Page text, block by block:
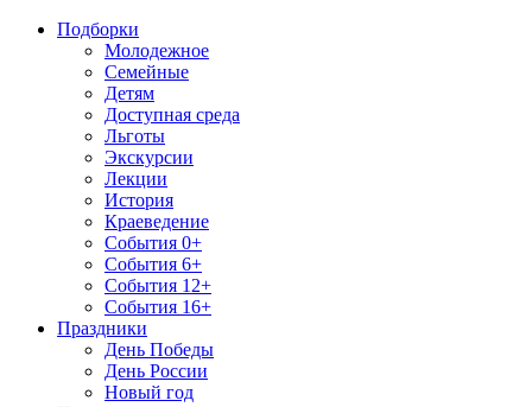
Подборки
Молодежное
Семейные
Детям
Доступная среда
Льготы
Экскурсии
Лекции
История
Краеведение
События 0+
События 6+
События 12+
События 16+
Праздники
День Победы
День России
Новый год